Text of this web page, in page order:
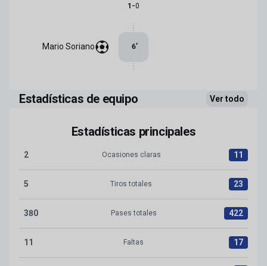
1 -0
Mario Soriano 6’
Estadísticas de equipo Ver todo
Estadísticas principales
Ocasiones claras:RC Deportivo 2 versus Real Zaragoza 11
2 Ocasiones claras 11
Tiros totales:RC Deportivo 5 versus Real Zaragoza 23
5 Tiros totales 23
Pases totales:RC Deportivo 380 versus Real Zaragoza 422
380 Pases totales 422
Faltas:RC Deportivo 11 versus Real Zaragoza 17
11 Faltas 17